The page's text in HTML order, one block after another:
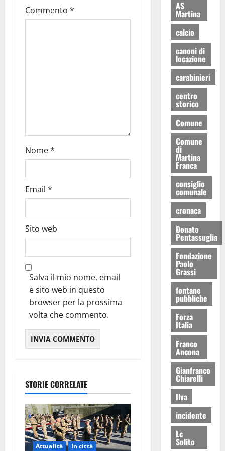
Commento *
Nome*
Email *
Sito web
Salva il mio nome, email
e sito web in questo
browser per la prossima
volta che commento.
STORIE CORRELATE
Attualità In città
AS
Martina
calcio
canoni di
locazione
carabinieri
centro
storico
Comune
Comune
di
Martina
Franca
consiglio
comunale
cronaca
Donato
Pentassuglia
Fondazione
Paolo
Grassi
fontane
pubbliche
Forza
Italia
Franco
Ancona
Gianfranco
Chiarelli
Ilva
incidente
Lc
Solito